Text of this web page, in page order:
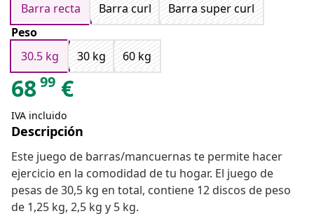
Barra recta
Barra curl
Barra super curl
Peso
30.5 kg
30 kg 60 kg
6899 €
IVA incluido
Descripción
Este juego de barras/mancuernas te permite hacer
ejercicio en la comodidad de tu hogar. El juego de
pesas de 30,5 kg en total, contiene 12 discos de peso
de 1,25 kg, 2,5 kg y 5 kg.